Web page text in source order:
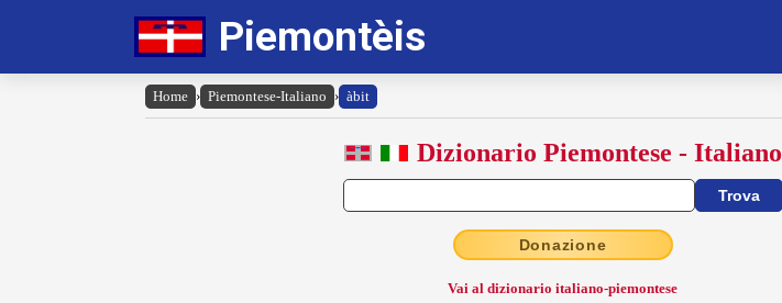
Piemontèis
Home › Piemontese-Italiano › àbit
Dizionario Piemontese - Italiano
Donazione
Vai al dizionario italiano-piemontese